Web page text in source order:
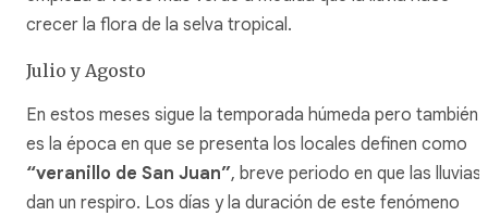
crecer la flora de la selva tropical.
Julio y Agosto
En estos meses sigue la temporada húmeda pero también
es la época en que se presenta los locales definen como
“veranillo de San Juan”, breve periodo en que las lluvias
dan un respiro. Los días y la duración de este fenómeno